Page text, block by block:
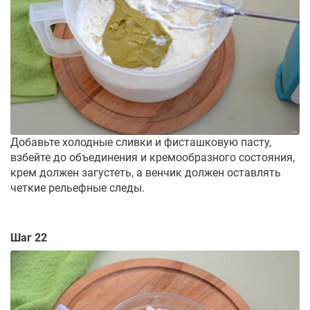
Добавьте холодные сливки и фисташковую пасту,
взбейте до объединения и кремообразного состояния,
крем должен загустеть, а венчик должен оставлять
четкие рельефные следы.
Шаг 22